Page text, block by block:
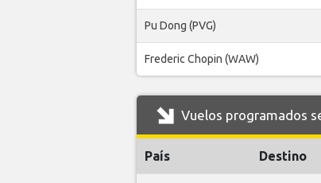
Pu Dong (PVG)
Frederic Chopin (WAW)
Vuelos programados
País Destino